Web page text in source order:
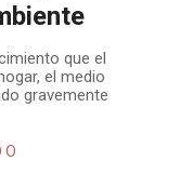
que el
el medio
gravemente